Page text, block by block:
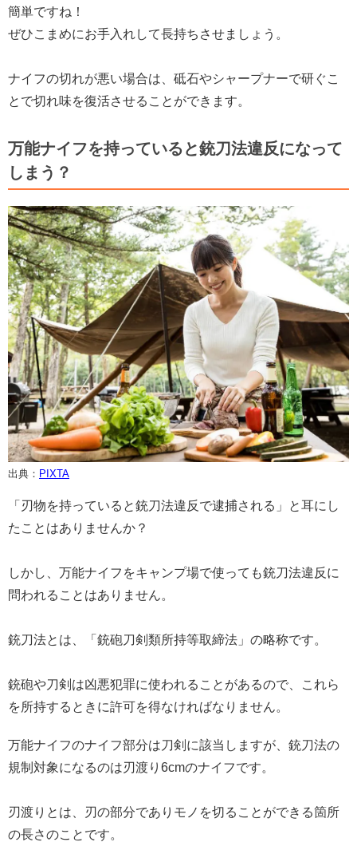
簡単ですね！
ぜひこまめにお手入れして長持ちさせましょう。
ナイフの切れが悪い場合は、砥石やシャープナーで研ぐこ
とで切れ味を復活させることができます。
万能ナイフを持っていると銃刀法違反になって
しまう？
出典： PIXTA
「刃物を持っていると銃刀法違反で逮捕される」と耳にし
たことはありませんか？
しかし、万能ナイフをキャンプ場で使っても銃刀法違反に
問われることはありません。
銃刀法とは、「銃砲刀剣類所持等取締法」の略称です。
銃砲や刀剣は凶悪犯罪に使われることがあるので、これら
を所持するときに許可を得なければなりません。
万能ナイフのナイフ部分は刀剣に該当しますが、銃刀法の
規制対象になるのは刃渡り6cmのナイフです。
刃渡りとは、刃の部分でありモノを切ることができる箇所
の長さのことです。